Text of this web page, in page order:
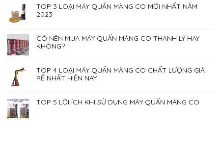
TOP 3 LOẠI MÁY QUẤN MÀNG CO MỚI NHẤT NĂM
2023
CÓ NÊN MUA MÁY QUẤN MÀNG CO THANH LÝ HAY
KHÔNG?
TOP 4 LOẠI MÁY QUẤN MÀNG CO CHẤT LƯỢNG GIÁ
RẺ NHẤT HIỆN NAY
TOP 5 LỢI ÍCH KHI SỬ DỤNG MÁY QUẤN MÀNG CO